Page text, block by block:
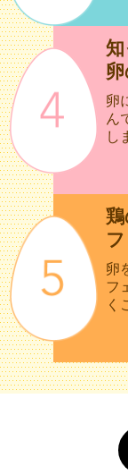
卵
ん
し
卵
フ
く